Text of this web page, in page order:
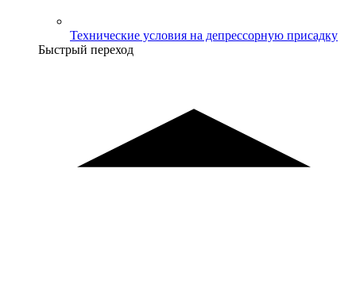
Технические условия на депрессорную присадку
Быстрый переход